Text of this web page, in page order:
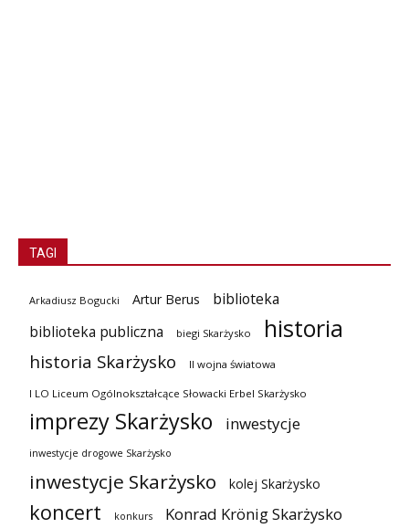
TAGI
Arkadiusz Bogucki Artur Berus
biblioteka
biblioteka publiczna
biegi Skarżysko historia
historia Skarżysko II wojna światowa
I LO Liceum Ogólnokształcące Słowacki Erbel Skarżysko
imprezy Skarżysko inwestycje
inwestycje drogowe Skarżysko
inwestycje Skarżysko kolej Skarżysko
koncert konkurs Konrad Krönig Skarżysko